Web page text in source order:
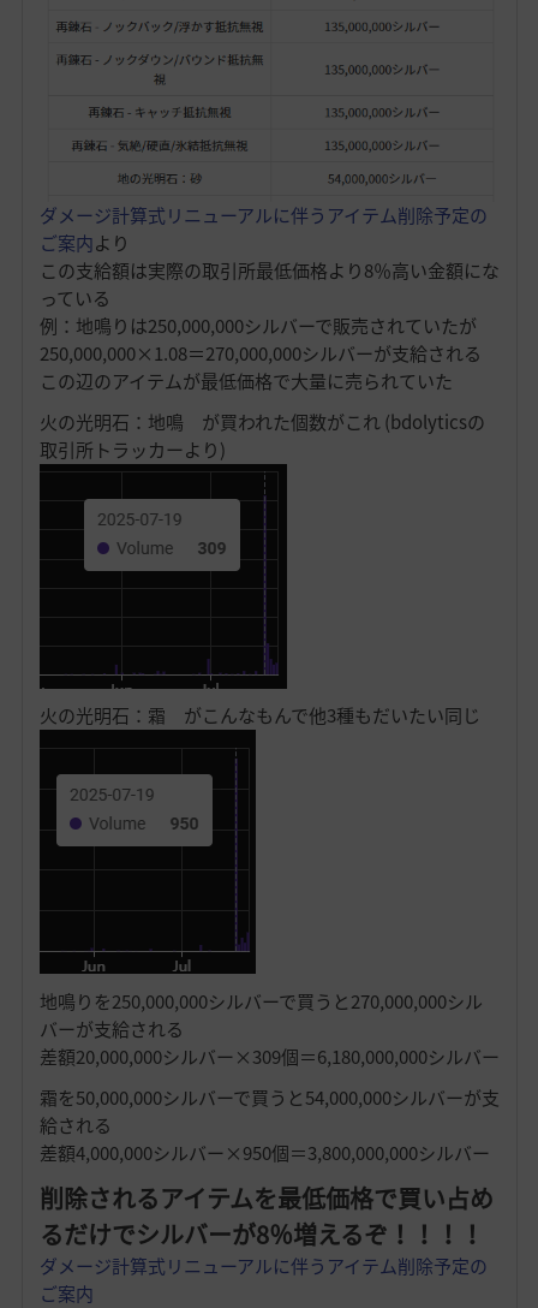
ダメージ計算式リニューアルに伴うアイテム削除予定の
ご案内より
この支給額は実際の取引所最低価格より8％高い金額にな
っている
例：地鳴りは250,000,000シルバーで販売されていたが
250,000,000×1.08＝270,000,000シルバーが支給される
この辺のアイテムが最低価格で大量に売られていた
火の光明石：地鳴 が買われた個数がこれ (bdolyticsの
取引所トラッカーより)
火の光明石：霜 がこんなもんで他3種もだいたい同じ
地鳴りを250,000,000シルバーで買うと270,000,000シル
バーが支給される
差額20,000,000シルバー×309個＝6,180,000,000シルバー
霜を50,000,000シルバーで買うと54,000,000シルバーが支
給される
差額4,000,000シルバー×950個＝3,800,000,000シルバー
削除されるアイテムを最低価格で買い占め
るだけでシルバーが8％増えるぞ！！！！
ダメージ計算式リニューアルに伴うアイテム削除予定の
ご案内